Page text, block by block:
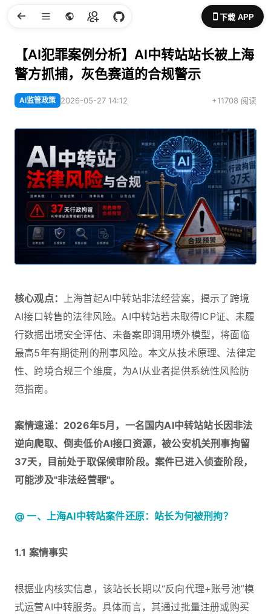
下载 APP
【AI犯罪案例分析】AI中转站站长被上海
警方抓捕，灰色赛道的合规警示
AI监管政策 2026-05-27 14:12 +11708 阅读
核心观点： 上海首起AI中转站非法经营案，揭示了跨境
AI接口转售的法律风险。AI中转站若未取得ICP证、未履
行数据出境安全评估、未备案即调用境外模型，将面临
最高5年有期徒刑的刑事风险。本文从技术原理、法律定
性、跨境合规三个维度，为AI从业者提供系统性风险防
范指南。
案情速递：2026年5月，一名国内AI中转站站长因非法
逆向爬取、倒卖低价AI接口资源，被公安机关刑事拘留
37天，目前处于取保候审阶段。案件已进入侦查阶段，
可能涉及"非法经营罪"。
@ 一、上海AI中转站案件还原：站长为何被刑拘？
1.1 案情事实
根据业内核实信息，该站长长期以“反向代理+账号池”模
式运营AI中转服务。具体而言，其通过批量注册或购买